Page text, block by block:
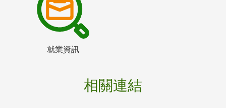
就業資訊
相關連結